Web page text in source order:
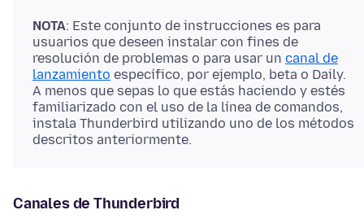
NOTA: Este conjunto de instrucciones es para
usuarios que deseen instalar con fines de
resolución de problemas o para usar un canal de
lanzamiento específico, por ejemplo, beta o Daily.
A menos que sepas lo que estás haciendo y estés
familiarizado con el uso de la línea de comandos,
instala Thunderbird utilizando uno de los métodos
descritos anteriormente.
Canales de Thunderbird